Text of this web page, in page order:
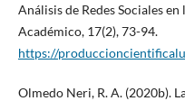
Análisis de Redes Sociales
Académico, 17(2), 73-94.
https://
Olmedo Neri, R. A. (2020b).